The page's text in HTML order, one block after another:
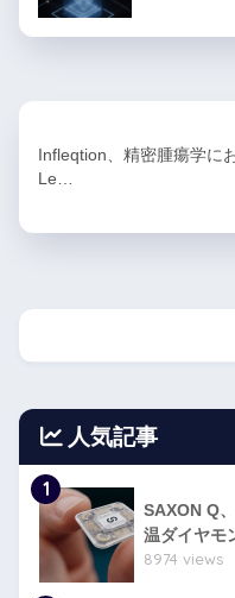
Infleqtion、精密腫瘍学に
Le…
人気記事
1
SAXON Q
温ダイヤモ
8974 views